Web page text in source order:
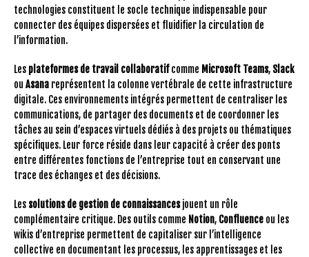
technologies constituent le socle technique indispensable pour
connecter des équipes dispersées et fluidifier la circulation de
l’information.
Les plateformes de travail collaboratifcomme Microsoft Teams, Slack
ou Asana représentent la colonne vertébrale de cette infrastructure
digitale. Ces environnements intégrés permettent de centraliser les
communications, de partager des documents et de coordonner les
tâches au sein d’espaces virtuels dédiés à des projets ou thématiques
spécifiques. Leur force réside dans leur capacité à créer des ponts
entre différentes fonctions de l’entreprise tout en conservant une
trace des échanges et des décisions.
Les solutions de gestion de connaissancesjouent un rôle
complémentaire critique. Des outils comme Notion, Confluence ou les
wikis d’entreprise permettent de capitaliser sur l’intelligence
collective en documentant les processus, les apprentissages et les